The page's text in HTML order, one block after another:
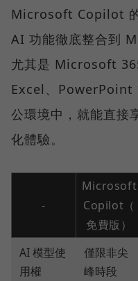
Microsoft Copilot
AI 功能徹底整合到
尤其是 Microsoft
Excel、PowerPoint
公環境中，就能直接
化體驗。
-
Microsoft
Copilot（
免費版）
AI 模型使
用權
僅限非尖
峰時段